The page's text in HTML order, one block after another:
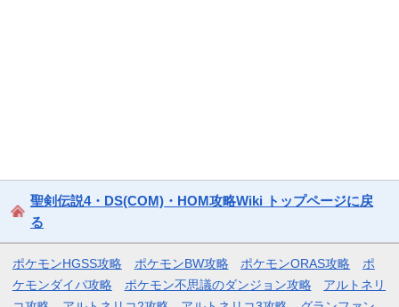
聖剣伝説4・DS(COM)・HOM攻略Wiki トップページに戻
る
ポケモンHGSS攻略 ポケモンBW攻略 ポケモンORAS攻略
ポ
ケモンダイパ攻略
ポケモン不思議のダンジョン攻略
アルトネリ